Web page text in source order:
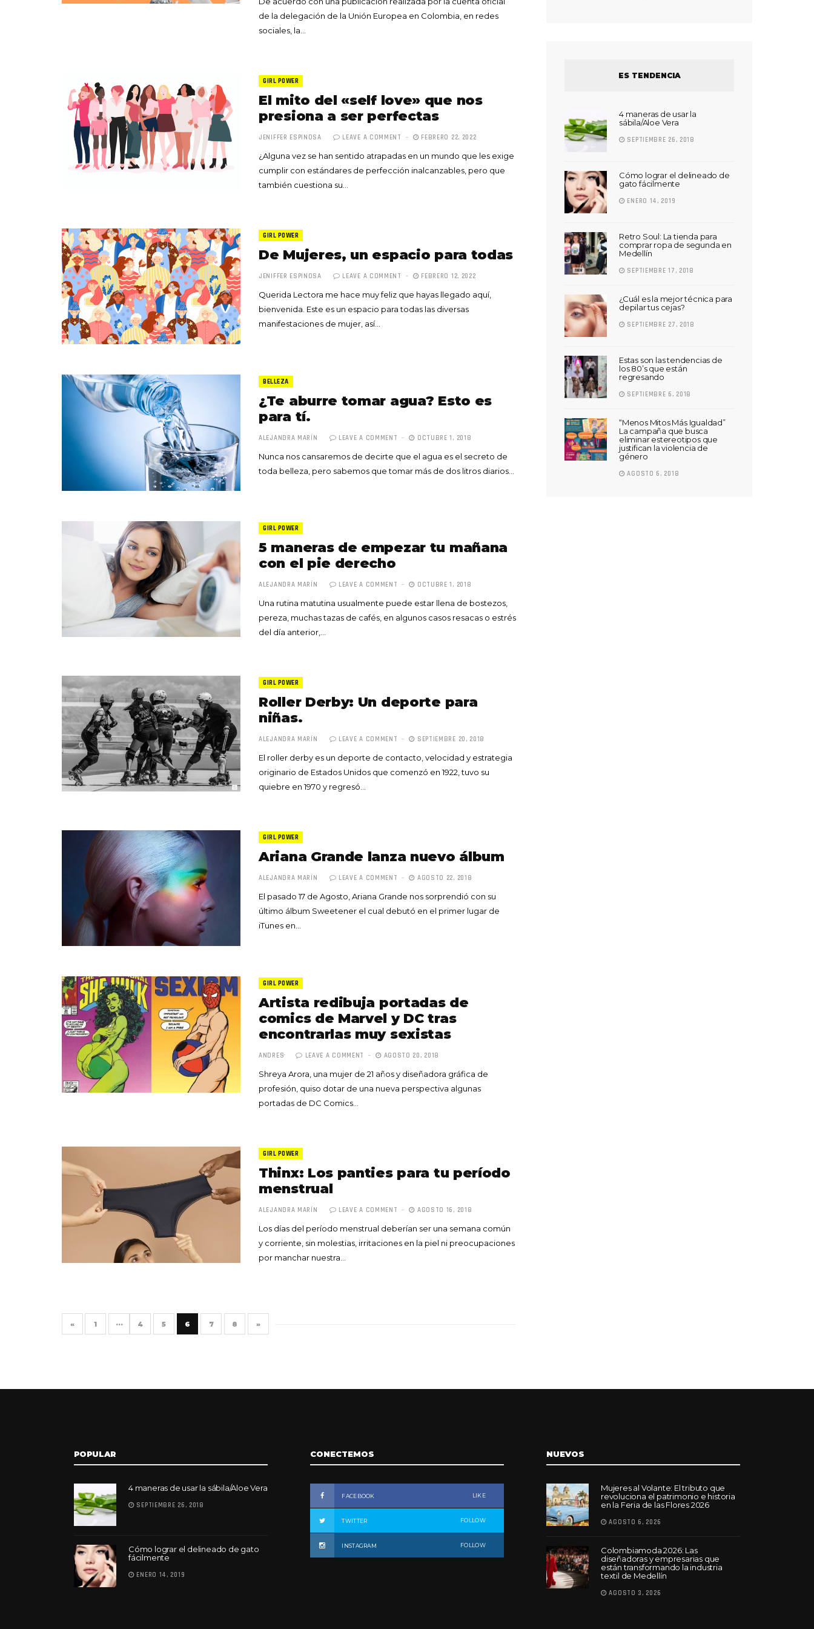
de la delegación de la Unión Europea en Colombia, en redes
sociales, la…
GIRL POWER
El mito del «self love» que nos
presiona a ser perfectas
JENIFFER ESPINOSA LEAVE A COMMENT FEBRERO 22, 2022
¿Alguna vez se han sentido atrapadas en un mundo que les exige
cumplir con estándares de perfección inalcanzables, pero que
también cuestiona su…
GIRL POWER
De Mujeres, un espacio para todas
JENIFFER ESPINOSA LEAVE A COMMENT FEBRERO 12, 2022
Querida Lectora me hace muy feliz que hayas llegado aquí,
bienvenida. Este es un espacio para todas las diversas
manifestaciones de mujer, así…
BELLEZA
¿Te aburre tomar agua? Esto es
para tí.
ALEJANDRA MARÍN LEAVE A COMMENT OCTUBRE 1, 2018
Nunca nos cansaremos de decirte que el agua es el secreto de
toda belleza, pero sabemos que tomar más de dos litros diarios…
GIRL POWER
5 maneras de empezar tu mañana
con el pie derecho
ALEJANDRA MARÍN LEAVE A COMMENT OCTUBRE 1, 2018
Una rutina matutina usualmente puede estar llena de bostezos,
pereza, muchas tazas de cafés, en algunos casos resacas o estrés
del día anterior,…
GIRL POWER
Roller Derby: Un deporte para
niñas.
ALEJANDRA MARÍN LEAVE A COMMENT SEPTIEMBRE 20, 2018
El roller derby es un deporte de contacto, velocidad y estrategia
originario de Estados Unidos que comenzó en 1922, tuvo su
quiebre en 1970 y regresó…
GIRL POWER
Ariana Grande lanza nuevo álbum
ALEJANDRA MARÍN LEAVE A COMMENT AGOSTO 22, 2018
El pasado 17 de Agosto, Ariana Grande nos sorprendió con su
último álbum Sweetener el cual debutó en el primer lugar de
iTunes en…
GIRL POWER
Artista redibuja portadas de
comics de Marvel y DC tras
encontrarlas muy sexistas
ANDRES LEAVE A COMMENT AGOSTO 20, 2018
Shreya Arora, una mujer de 21 años y diseñadora gráfica de
profesión, quiso dotar de una nueva perspectiva algunas
portadas de DC Comics…
GIRL POWER
Thinx: Los panties para tu período
menstrual
ALEJANDRA MARÍN LEAVE A COMMENT AGOSTO 16, 2018
Los días del período menstrual deberían ser una semana común
y corriente, sin molestias, irritaciones en la piel ni preocupaciones
por manchar nuestra…
« 1 ··· 4 5 6 7 8 »
ES TENDENCIA
4 maneras de usar la
sábila/Aloe Vera
SEPTIEMBRE 26, 2018
Cómo lograr el delineado de
gato fácilmente
ENERO 14, 2019
Retro Soul: La tienda para
comprar ropa de segunda en
Medellín
SEPTIEMBRE 17, 2018
¿Cuál es la mejor técnica para
depilar tus cejas?
SEPTIEMBRE 27, 2018
Estas son las tendencias de
los 80’s que están
regresando
SEPTIEMBRE 6, 2018
“Menos Mitos Más Igualdad”
La campaña que busca
eliminar estereotipos que
justifican la violencia de
género
AGOSTO 6, 2018
POPULAR
4 maneras de usar la sábila/Aloe Vera
SEPTIEMBRE 26, 2018
Cómo lograr el delineado de gato
fácilmente
ENERO 14, 2019
CONECTEMOS
FACEBOOK LIKE
TWITTER FOLLOW
INSTAGRAM FOLLOW
NUEVOS
Mujeres al Volante: El tributo que
revoluciona el patrimonio e historia
en la Feria de las Flores 2026
AGOSTO 6, 2026
Colombiamoda 2026: Las
diseñadoras y empresarias que
están transformando la industria
textil de Medellín
AGOSTO 3, 2026